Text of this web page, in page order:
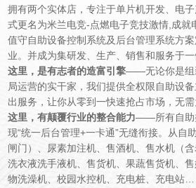
拥有两个实体店，专注于单片机开发、电子
式更名为米兰电竞-点燃电子竞技激情,成就
值守自助设备控制系统及后台管理系统方
业。并成为集研发、生产、销售和服务于一
这里，是有志者的造富引擎——无论你是组
局运营的实干家，我们提供全权限自助设
出服务，让你从零到一快速抢占市场，无需
这里，有颠覆行业的整合能力——所有自助
现“统一后台管理+一卡通”无缝衔接。从自
闸门）、尿素加注机、售酒机、售水机（
洗衣液洗手液机、售货机、果蔬售货机、
物洗澡机、校园水控机、充电桩、充电站